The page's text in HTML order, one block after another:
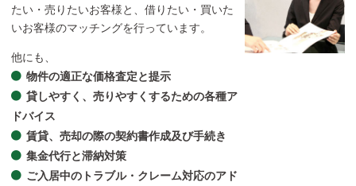
たい・売りたいお客様と、借りたい・買いた
いお客様のマッチングを行っています。
他にも、
物件の適正な価格査定と提示
貸しやすく、売りやすくするための各種ア
ドバイス
賃貸、売却の際の契約書作成及び手続き
集金代行と滞納対策
ご入居中のトラブル・クレーム対応のアド